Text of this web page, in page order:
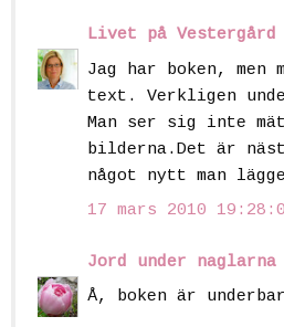
Livet på Vestergård
Jag har boken, men
text. Verkligen
Man ser sig inte
bilderna.Det är
något nytt man
17 mars 2010
Jord under naglarna
Å, boken är